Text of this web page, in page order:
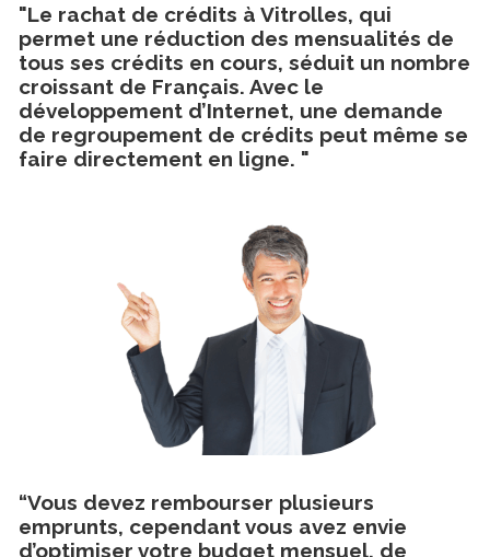
"Le rachat de crédits à Vitrolles, qui
permet une réduction des mensualités de
tous ses crédits en cours, séduit un nombre
croissant de Français. Avec le
développement d’Internet, une demande
de regroupement de crédits peut même se
faire directement en ligne. "
“Vous devez rembourser plusieurs
emprunts, cependant vous avez envie
d’optimiser votre budget mensuel, de